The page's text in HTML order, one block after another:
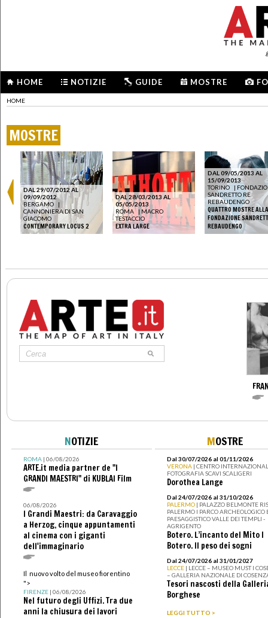
HOME NOTIZIE GUIDE MOSTRE
HOME
MOSTRE
DAL 29/07/2012 AL
09/09/2012
BERGAMO
|
CANNONIERA DI SAN
GIACOMO
CONTEMPORARY LOCUS 2
DAL 28/03/2013 AL
05/05/2013
ROMA
| MACRO
TESTACCIO
EXTRA LARGE
DAL 09/05/2013 AL
15/09/2013
TORINO
|
SANDRETTO RE
REBAUDENGO
QUATTRO MOSTRE ALLA
FONDAZIONE
REBAUDENGO
NOTIZIE
ROMA| 06/08/2026
ARTE.it media partner de "I
GRANDI MAESTRI" di KUBLAI Film
06/08/2026
I Grandi Maestri: da Caravaggio
a Herzog, cinque appuntamenti
al cinema con i giganti
dell'immaginario
Il nuovo volto del museo fiorentino
">
FIRENZE| 06/08/2026
Nel futuro degli Uffizi. Tra due
anni la chiusura dei lavori
MOSTRE
Dal 30/07/2026 al 01/11/2026
VERONA | CENTRO
FOTOGRAFIA SCAVI SCALIGERI
Dorothea Lange
Dal 24/07/2026 al 31/10/2026
PALERMO | PALAZZO BELMONTE
PALERMO I PARCO ARCHEOLOGICO
PAESAGGISTICO VALLE DEI TEMPLI -
AGRIGENTO
Botero. L’incanto del Mito I
Botero. Il peso dei sogni
Dal 24/07/2026 al 31/01/2027
LECCE | LECCE – MUSEO MUST I
– GALLERIA NAZIONALE DI
Tesori nascosti della
Borghese
LEGGI TUTTO >